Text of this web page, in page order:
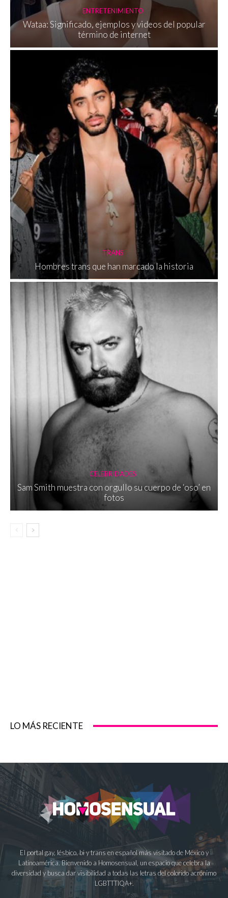
ENTRETENIMIENTO
Wataa: Significado, ejemplos y videos del popular
término de internet
TRANS
Hombres trans que han marcado la historia
CELEBRIDADES
Sam Smith muestra con orgullo su cuerpo de ‘oso’ en
fotos
LO MÁS RECIENTE
El portal gay, lésbico, bi y trans en español más visitado de México y
Latinoamérica. Bienvenido a Homosensual, un espacio que celebra la
diversidad y busca dar visibilidad a todas las letras del colorido acrónimo
LGBTTTIQA+.